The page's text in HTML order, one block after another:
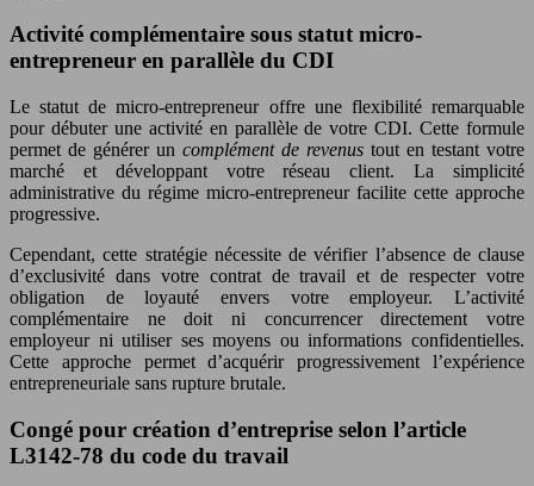
Activité complémentaire sous statut micro-
entrepreneur en parallèle du CDI
Le statut de micro-entrepreneur offre une flexibilité remarquable
pour débuter une activité en parallèle de votre CDI. Cette formule
permet de générer un complément de revenus tout en testant votre
marché et développant votre réseau client. La simplicité
administrative du régime micro-entrepreneur facilite cette approche
progressive.
Cependant, cette stratégie nécessite de vérifier l’absence de clause
d’exclusivité dans votre contrat de travail et de respecter votre
obligation de loyauté envers votre employeur. L’activité
complémentaire ne doit ni concurrencer directement votre
employeur ni utiliser ses moyens ou informations confidentielles.
Cette approche permet d’acquérir progressivement l’expérience
entrepreneuriale sans rupture brutale.
Congé pour création d’entreprise selon l’article
L3142-78 du code du travail